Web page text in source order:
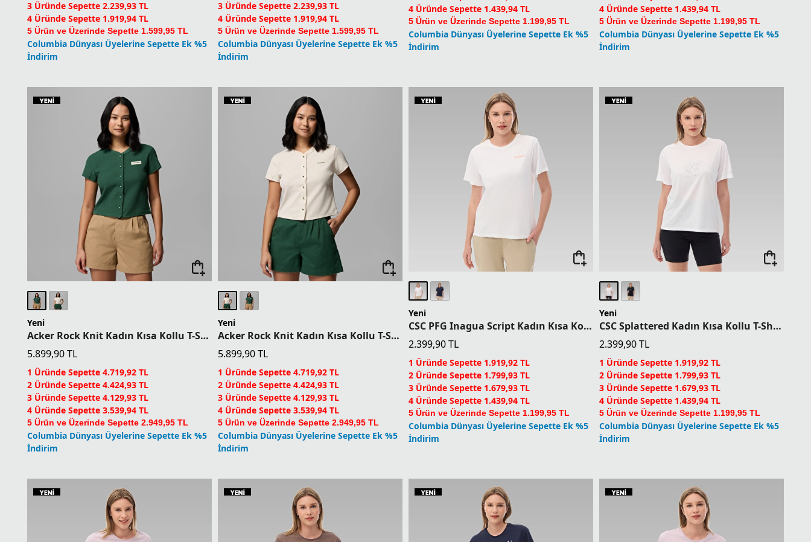
3 Üründe Sepette 2.239,93 TL
4 Üründe Sepette 1.919,94 TL
5 Ürün ve Üzerinde Sepette 1.599,95 TL
Columbia Dünyası Üyelerine Sepette Ek %5
İndirim
3 Üründe Sepette 2.239,93 TL
4 Üründe Sepette 1.919,94 TL
5 Ürün ve Üzerinde Sepette 1.599,95 TL
Columbia Dünyası Üyelerine Sepette Ek %5
İndirim
4 Üründe Sepette 1.439,94 TL
5 Ürün ve Üzerinde Sepette 1.199,95 TL
Columbia Dünyası Üyelerine Sepette Ek %5
İndirim
4 Üründe Sepette 1.439,94 TL
5 Ürün ve Üzerinde Sepette 1.199,95 TL
Columbia Dünyası Üyelerine Sepette Ek %5
İndirim
Yeni
Acker Rock Knit Kadın Kısa Kollu T-Shirt
5.899,90TL
1 Üründe Sepette 4.719,92 TL
2 Üründe Sepette 4.424,93 TL
3 Üründe Sepette 4.129,93 TL
4 Üründe Sepette 3.539,94 TL
5 Ürün ve Üzerinde Sepette 2.949,95 TL
Columbia Dünyası Üyelerine Sepette Ek %5
İndirim
Yeni
Acker Rock Knit Kadın Kısa Kollu T-Shirt
5.899,90TL
1 Üründe Sepette 4.719,92 TL
2 Üründe Sepette 4.424,93 TL
3 Üründe Sepette 4.129,93 TL
4 Üründe Sepette 3.539,94 TL
5 Ürün ve Üzerinde Sepette 2.949,95 TL
Columbia Dünyası Üyelerine Sepette Ek %5
İndirim
Yeni
CSC PFG Inagua Script Kadın Kısa Kollu T-Shirt
2.399,90TL
1 Üründe Sepette 1.919,92 TL
2 Üründe Sepette 1.799,93 TL
3 Üründe Sepette 1.679,93 TL
4 Üründe Sepette 1.439,94 TL
5 Ürün ve Üzerinde Sepette 1.199,95 TL
Columbia Dünyası Üyelerine Sepette Ek %5
İndirim
Yeni
CSC Splattered Kadın Kısa Kollu T-Shirt
2.399,90TL
1 Üründe Sepette 1.919,92 TL
2 Üründe Sepette 1.799,93 TL
3 Üründe Sepette 1.679,93 TL
4 Üründe Sepette 1.439,94 TL
5 Ürün ve Üzerinde Sepette 1.199,95 TL
Columbia Dünyası Üyelerine Sepette Ek %5
İndirim